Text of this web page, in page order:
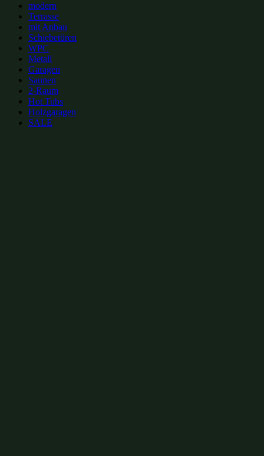
modern
Terrasse
mit Anbau
Schiebetüren
WPC
Metall
Garagen
Saunen
2-Raum
Hot Tubs
Holzgaragen
SALE